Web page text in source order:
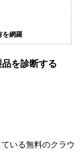
を網羅
品を診断する
いる無料のクラウ